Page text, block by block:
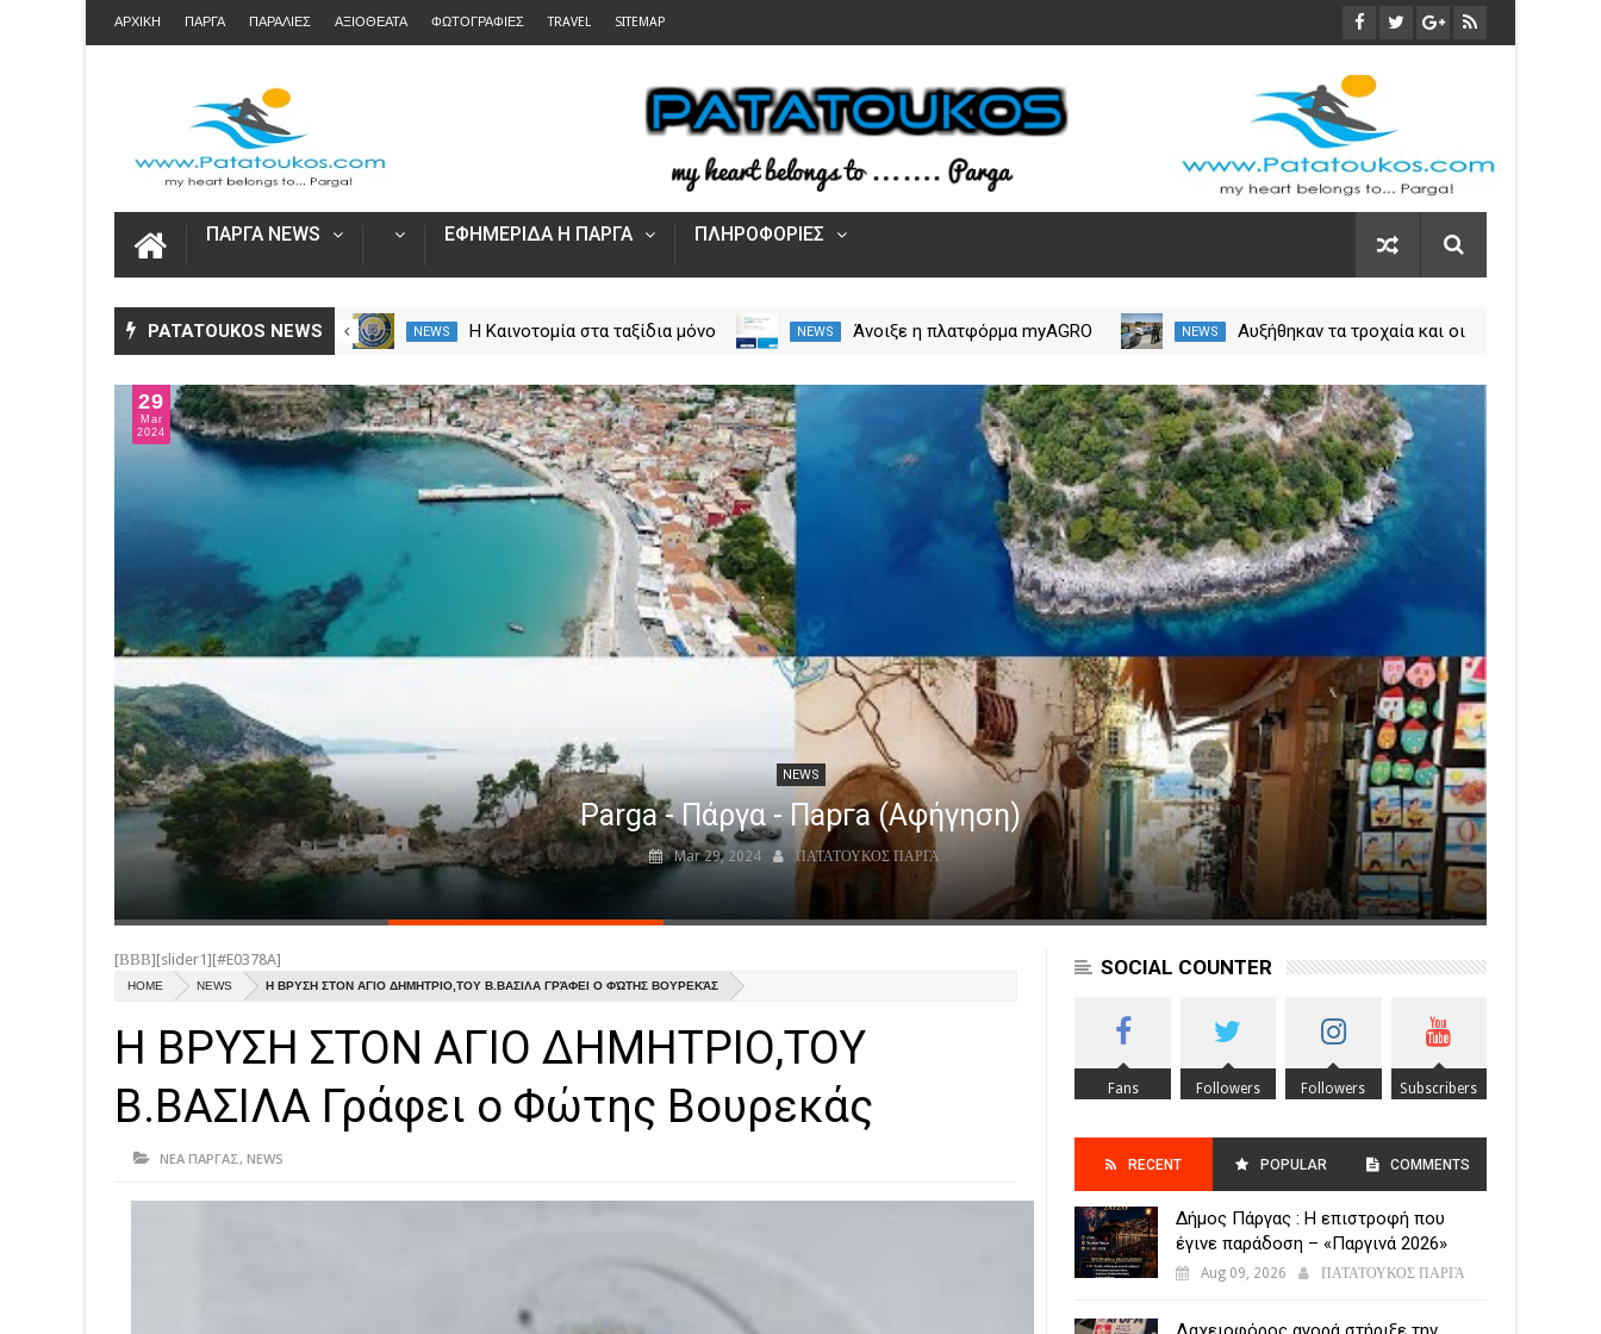
ΑΡΧΙΚΗ ΠΑΡΓΑ ΠΑΡΑΛΙΕΣ ΑΞΙΟΘΕΑΤΑ ΦΩΤΟΓΡΑΦΙΕΣ TRAVEL SITEMAP
ΠΑΡΓΑ NEWS ΕΦΗΜΕΡΙΔΑ Η ΠΑΡΓΑ ΠΛΗΡΟΦΟΡΙΕΣ
PATATOUKOS NEWS
Η Πάργα τίμησε τη
Μεταμόρφωση του Κυρίου
NEWS
Η Καινοτομία στα ταξίδια μόνο
NEWS
Άνοιξε η πλατφόρμα myAGRO
Ενιαία Αίτηση Ενίσχυσης
NEWS
Αυξήθηκαν τα τροχαία και οι
29
Mar
2024
NEWS
Parga - Πάργα - Парга (Αφήγηση)
Mar 29, 2024 ΠΑΤΑΤΟΥΚΟΣ ΠΑΡΓΑ
[ΒΒΒ][slider1][#E0378A]
HOME NEWS Η ΒΡΥΣΗ ΣΤΟΝ ΑΓΙΟ ΔΗΜΗΤΡΙΟ,ΤΟΥ Β.ΒΑΣΙΛΑ ΓΡΆΦΕΙ Ο ΦΏΤΗΣ ΒΟΥΡΕΚΆΣ
Η ΒΡΥΣΗ ΣΤΟΝ ΑΓΙΟ ΔΗΜΗΤΡΙΟ,ΤΟΥ
Β.ΒΑΣΙΛΑ Γράφει ο Φώτης Βουρεκάς
ΝΕΑ ΠΑΡΓΑΣ, NEWS
SOCIAL COUNTER
Fans Followers Followers Subscribers
RECENT POPULAR
POSTS
COMMENTS
Δήμος Πάργας : Η επιστροφή που
έγινε παράδοση – «Παργινά 2026»
Aug 09, 2026 ΠΑΤΑΤΟΥΚΟΣ ΠΑΡΓΑ